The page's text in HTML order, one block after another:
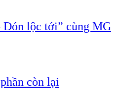
Đón lộc tới” cùng MG
còn lại